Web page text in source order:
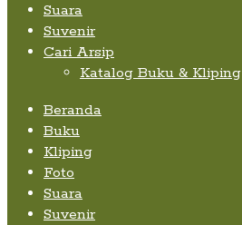
Suara
Suvenir
Cari Arsip
Katalog Buku & Kliping
Beranda
Buku
Kliping
Foto
Suara
Suvenir